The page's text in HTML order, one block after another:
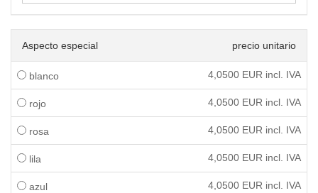
Aspecto especial precio unitario
blanco 4,0500 EUR incl. IVA
rojo 4,0500 EUR incl. IVA
rosa 4,0500 EUR incl. IVA
lila 4,0500 EUR incl. IVA
azul 4,0500 EUR incl. IVA